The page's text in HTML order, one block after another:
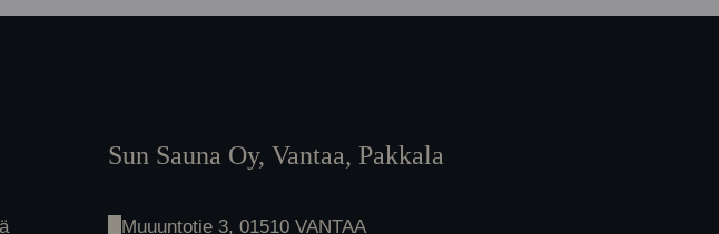
Sun Sauna Oy, Vantaa, Pakkala
Muuuntotie 3, 01510 VANTAA